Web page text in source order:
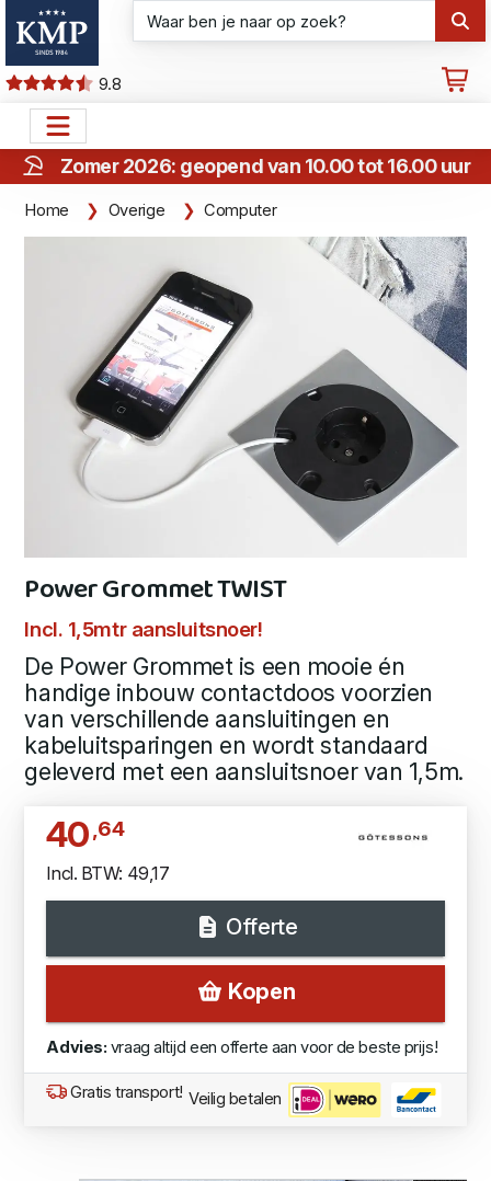
9.8
Zomer 2026: geopend van 10.00 tot 16.00 uur
Home Overige Computer
Power Grommet TWIST
Incl. 1,5mtr aansluitsnoer!
De Power Grommet is een mooie én
handige inbouw contactdoos voorzien
van verschillende aansluitingen en
kabeluitsparingen en wordt standaard
geleverd met een aansluitsnoer van 1,5m.
40,64
Incl. BTW: 49,17
Offerte
Kopen
Advies: vraag altijd een offerte aan voor de beste prijs!
Gratis transport! Veilig betalen